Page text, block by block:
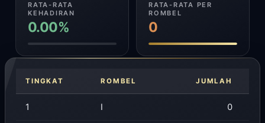
RATA-RATA
KEHADIRAN
0.00%
RATA-RATA PER
ROMBEL
0
TINGKAT ROMBEL JUMLAH
1 I 0